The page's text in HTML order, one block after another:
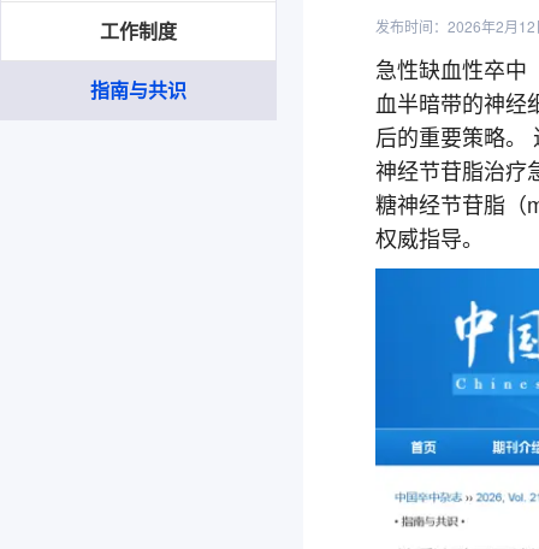
工作制度
指南与共识
发布时间：2026年2月12
急性缺血性卒中
血半暗带的神经
后的重要策略。
神经节苷脂治疗
糖神经节苷脂（
权威指导。